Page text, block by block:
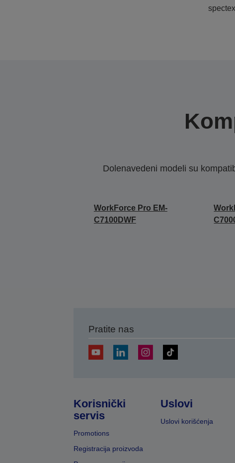
Dolenavedeni modeli su
WorkForce Pro EM-
C7100DWF
Pratite nas
Korisnički
servis
Promotions
Registracija proizvoda
Uslovi
Uslovi korišćenja